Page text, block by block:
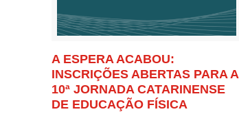
A ESPERA ACABOU:
INSCRIÇÕES ABERTAS PARA A
10ª JORNADA CATARINENSE
DE EDUCAÇÃO FÍSICA